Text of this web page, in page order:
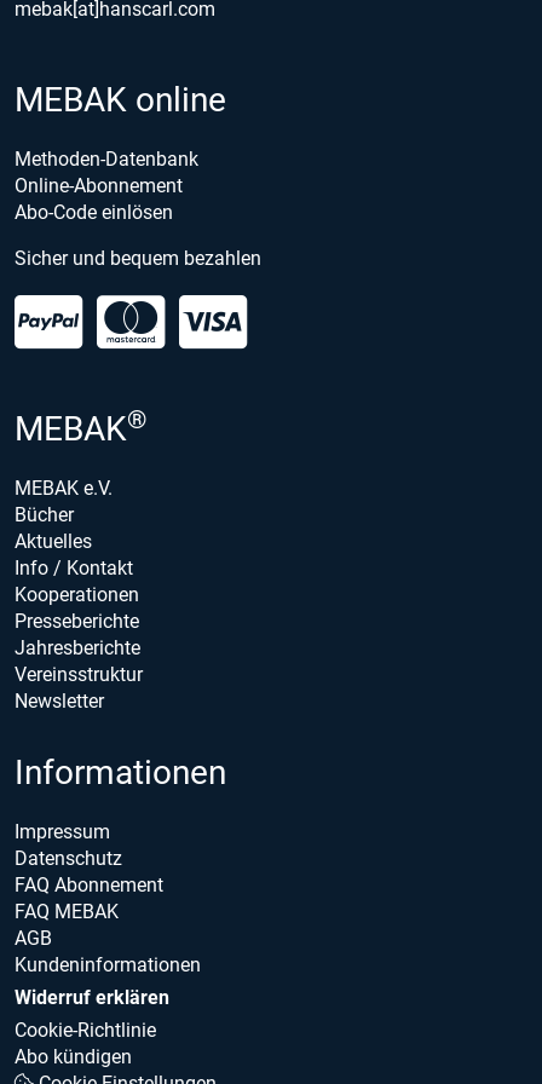
mebak[at]hanscarl.com
MEBAK online
Methoden-Datenbank
Online-Abonnement
Abo-Code einlösen
Sicher und bequem bezahlen
MEBAK®
MEBAK e.V.
Bücher
Aktuelles
Info / Kontakt
Kooperationen
Presseberichte
Jahresberichte
Vereinsstruktur
Newsletter
Informationen
Impressum
Datenschutz
FAQ Abonnement
FAQ MEBAK
AGB
Kundeninformationen
Widerruf erklären
Cookie-Richtlinie
Abo kündigen